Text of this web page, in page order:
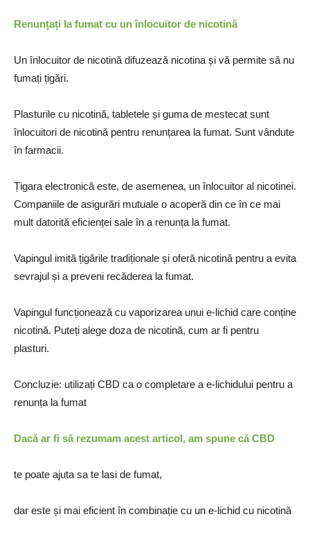
Renunțați la fumat cu un înlocuitor de nicotină
Un înlocuitor de nicotină difuzează nicotina și vă permite să nu
fumați țigări.
Plasturile cu nicotină, tabletele și guma de mestecat sunt
înlocuitori de nicotină pentru renunțarea la fumat. Sunt vândute
în farmacii.
Țigara electronică este, de asemenea, un înlocuitor al nicotinei.
Companiile de asigurări mutuale o acoperă din ce în ce mai
mult datorită eficienței sale în a renunța la fumat.
Vapingul imită țigările tradiționale și oferă nicotină pentru a evita
sevrajul și a preveni recăderea la fumat.
Vapingul funcționează cu vaporizarea unui e-lichid care conține
nicotină. Puteți alege doza de nicotină, cum ar fi pentru
plasturi.
Concluzie: utilizați CBD ca o completare a e-lichidului pentru a
renunța la fumat
Dacă ar fi să rezumam acest articol, am spune că CBD
te poate ajuta sa te lasi de fumat,
dar este și mai eficient în combinație cu un e-lichid cu nicotină